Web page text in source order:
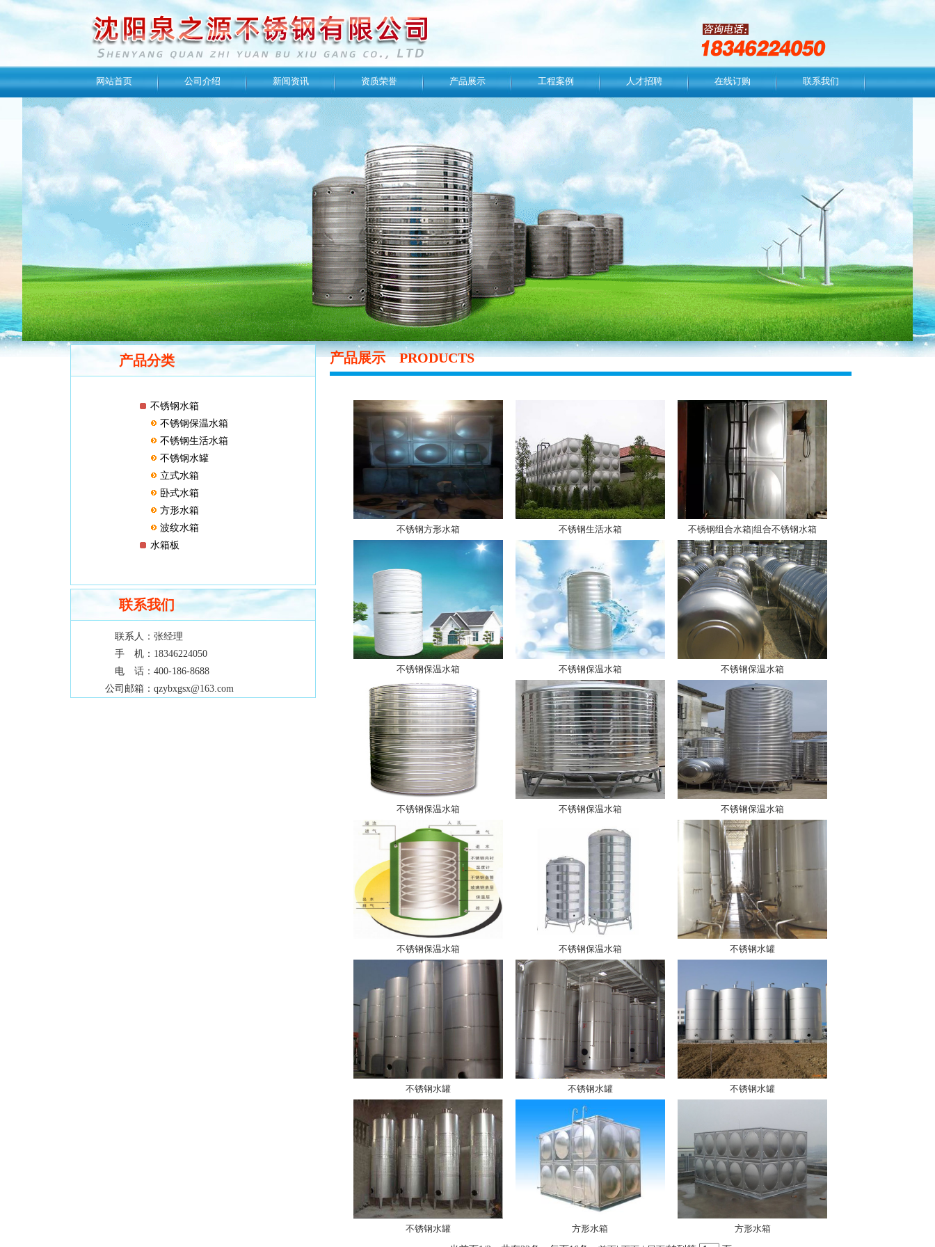
网站首页 公司介绍 新闻资讯 资质荣誉 产品展示 工程案例 人才招聘 在线订购 联系我们
产品分类
不锈钢水箱
不锈钢保温水箱
不锈钢生活水箱
不锈钢水罐
立式水箱
卧式水箱
方形水箱
波纹水箱
水箱板
联系我们
联系人： 张经理
手 机： 18346224050
电 话： 400-186-8688
公司邮箱： qzybxgsx@163.com
产品展示PRODUCTS
不锈钢方形水箱 不锈钢生活水箱 不锈钢组合水箱|组合不锈钢水箱
不锈钢保温水箱 不锈钢保温水箱 不锈钢保温水箱
不锈钢保温水箱 不锈钢保温水箱 不锈钢保温水箱
不锈钢保温水箱 不锈钢保温水箱 不锈钢水罐
不锈钢水罐 不锈钢水罐 不锈钢水罐
不锈钢水罐 方形水箱
方形水箱